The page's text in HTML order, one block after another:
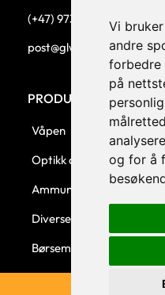
Vi
andre
forbedre
på
og for å
(+47) 973 33 332
post@glw.no
PRODUKTKATEGORIER
Våpen
Optikk og montasjer
Ammunisjon
Diverse
Børsemaker